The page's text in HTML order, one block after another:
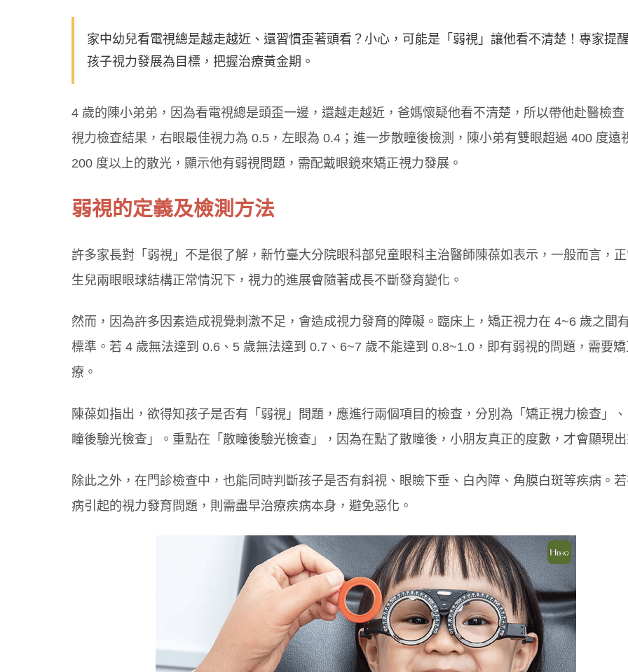
家中幼兒看電視總是越走越近、還習慣歪著頭看？小心，可能是「弱視」讓他看不清楚！專家提
孩子視力發展為目標，把握治療黃金期。
4 歲的陳小弟弟，因為看電視總是頭歪一邊，還越走越近，爸媽懷疑他看不清楚，所以帶他赴醫檢查
視力檢查結果，右眼最佳視力為 0.5，左眼為 0.4；進一步散瞳後檢測，陳小弟有雙眼超過 400 度遠
200 度以上的散光，顯示他有弱視問題，需配戴眼鏡來矯正視力發展。
弱視的定義及檢測方法
許多家長對「弱視」不是很了解，新竹臺大分院眼科部兒童眼科主治醫師陳葆如表示，一般而言，
生兒兩眼眼球結構正常情況下，視力的進展會隨著成長不斷發育變化。
然而，因為許多因素造成視覺刺激不足，會造成視力發育的障礙。臨床上，矯正視力在 4~6 歲之間
標準。若 4 歲無法達到 0.6、5 歲無法達到 0.7、6~7 歲不能達到 0.8~1.0，即有弱視的問題，需要
療。
陳葆如指出，欲得知孩子是否有「弱視」問題，應進行兩個項目的檢查，分別為「矯正視力檢查」
瞳後驗光檢查」。重點在「散瞳後驗光檢查」，因為在點了散瞳後，小朋友真正的度數，才會顯現
除此之外，在門診檢查中，也能同時判斷孩子是否有斜視、眼瞼下垂、白內障、角膜白斑等疾病。
病引起的視力發育問題，則需盡早治療疾病本身，避免惡化。